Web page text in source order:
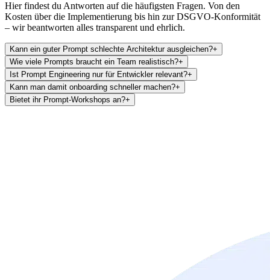
Hier findest du Antworten auf die häufigsten Fragen. Von den
Kosten über die Implementierung bis hin zur DSGVO-Konformität
– wir beantworten alles transparent und ehrlich.
Kann ein guter Prompt schlechte Architektur ausgleichen?+
Wie viele Prompts braucht ein Team realistisch?+
Ist Prompt Engineering nur für Entwickler relevant?+
Kann man damit onboarding schneller machen?+
Bietet ihr Prompt-Workshops an?+